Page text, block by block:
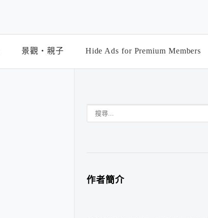
景觀‧親子 Hide Ads for Premium Members
作者簡介